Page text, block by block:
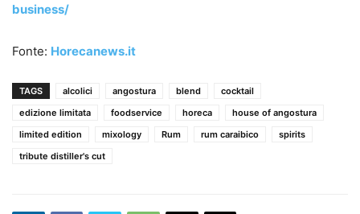
business/
Fonte: Horecanews.it
TAGS alcolici angostura blend
cocktail
edizione limitata
foodservice horeca
house of angostura
limited edition
mixology Rum rum caraibico
spirits
tribute distiller's cut